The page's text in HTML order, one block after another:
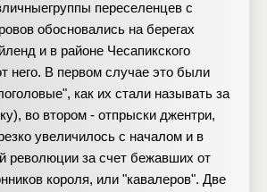
переселенцев с
обосновались на берегах
и в районе Чесапикского
него. В первом случае это были
как их стали называть за
во втором - отпрыски джентри,
увеличилось с началом и в
революции за счет бежавших от
короля, или "кавалеров". Две